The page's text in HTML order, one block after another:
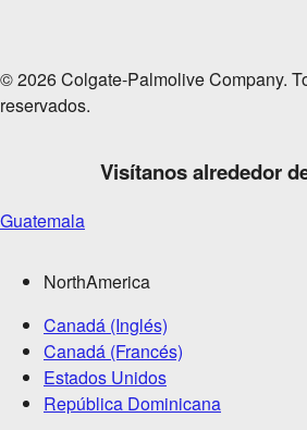
© 2026 Colgate-Palmolive Company.
reservados.
Visítanos alrededor
Guatemala
NorthAmerica
Canadá (Inglés)
Canadá (Francés)
Estados Unidos
República Dominicana